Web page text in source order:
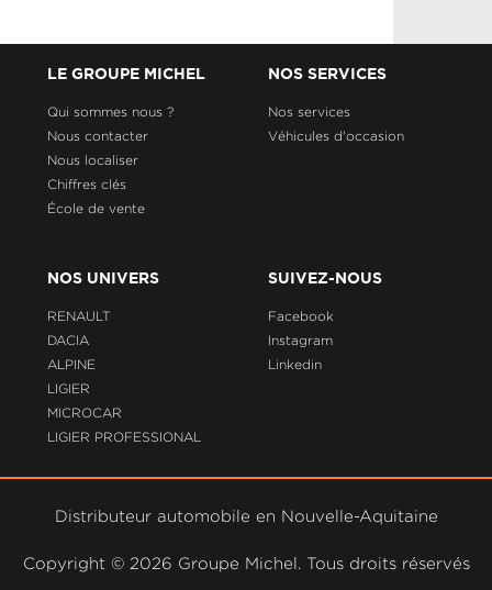
LE GROUPE MICHEL
Qui sommes nous ?
Nous contacter
Nous localiser
Chiffres clés
École de vente
NOS SERVICES
Nos services
Véhicules d'occasion
NOS UNIVERS
RENAULT
DACIA
ALPINE
LIGIER
MICROCAR
LIGIER PROFESSIONAL
SUIVEZ-NOUS
Facebook
Instagram
Linkedin
Distributeur automobile en Nouvelle-Aquitaine
Copyright © 2026 Groupe Michel. Tous droits réservés